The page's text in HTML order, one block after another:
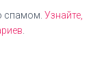
спамом. Узнайте,